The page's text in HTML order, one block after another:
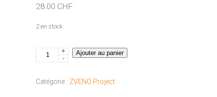
28.00 CHF
2 en stock
quantité
de
Ardoise
+
-
Ajouter au panier
Catégorie : ZVENO Project